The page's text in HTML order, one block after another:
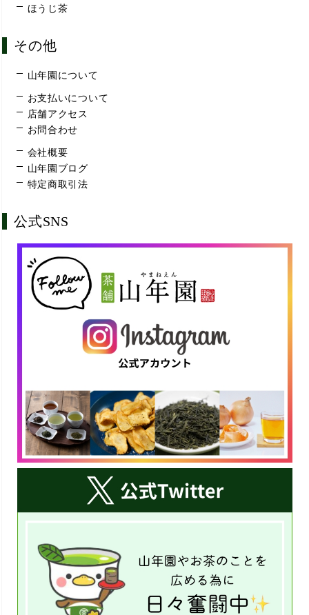
ほうじ茶
その他
山年園について
お支払いについて
店舗アクセス
お問合わせ
会社概要
山年園ブログ
特定商取引法
公式SNS